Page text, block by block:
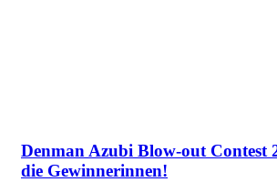
Denman Azubi Blow-out Contest
die Gewinnerinnen!